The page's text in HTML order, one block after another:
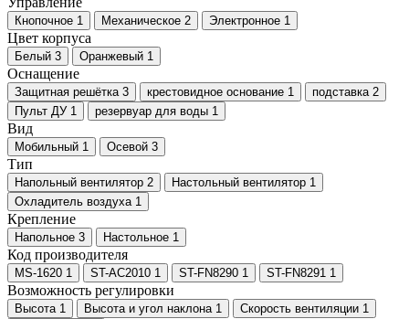
Кнопочное 1 Механическое 2 Электронное 1
Цвет корпуса
Белый 3 Оранжевый 1
Оснащение
Защитная решётка 3 крестовидное основание 1 подставка 2
Пульт ДУ 1 резервуар для воды 1
Вид
Мобильный 1 Осевой 3
Тип
Напольный вентилятор 2 Настольный вентилятор 1
Охладитель воздуха 1
Крепление
Напольное 3 Настольное 1
Код производителя
MS-1620 1 ST-AC2010 1 ST-FN8290 1 ST-FN8291 1
Возможность регулировки
Высота 1 Высота и угол наклона 1 Скорость вентиляции 1